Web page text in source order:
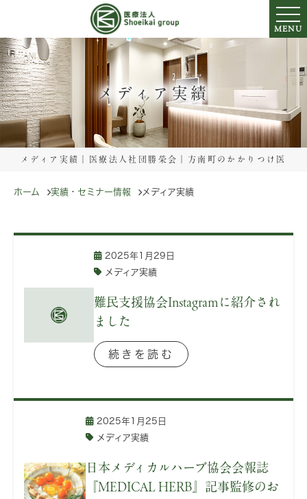
MENU
メディア実績
メディア実績｜医療法人社団勝榮会｜方南町のかかりつけ医
ホーム 実績・セミナー情報 メディア実績
2025年1月29日
メディア実績
難民支援協会Instagramに紹介され
ました
続きを読む
2025年1月25日
メディア実績
日本メディカルハーブ協会会報誌
『MEDICAL HERB』記事監修のお